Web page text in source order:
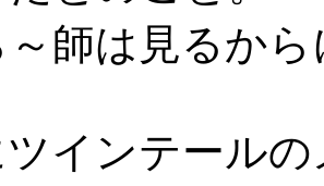
～師は見るか
インテール